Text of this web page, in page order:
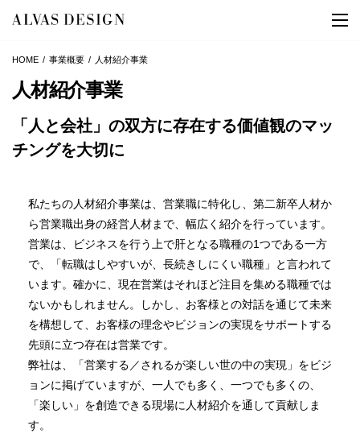
HOME 事業概要 人材紹介事業
人材紹介事業
「人と会社」の双方に存在する価値観のマッ
チングを大切に
私たちの人材紹介事業は、営業職に特化し、第二新卒人材か
ら営業職出身の経営人材まで、幅広く紹介を行っています。
営業は、ビジネスを行う上で肝となる職種の1つである一方
で、「転職はしやすいが、長続きしにくい職種」と言われて
います。確かに、現在営業はそれほど注目を集める職種では
ないかもしれません。しかし、お客様との対話を通じて未来
を構想して、お客様の理念やビジョンの実現をサポートする
先頭に立つ存在は営業です。
弊社は、「営業する／されるが楽しい世の中の実現」をビジ
ョンに掲げていますが、一人でも多く、一つでも多くの、
「楽しい」を創造できる現場に人材紹介を通して貢献しま
す。